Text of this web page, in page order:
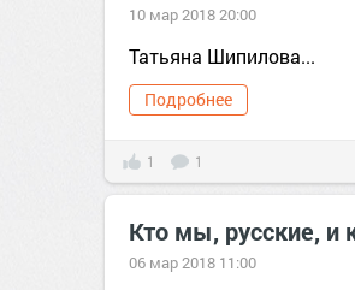
10 мар 2018 20:00
Татьяна Шипилова...
Подробнее
1 1
Кто мы, русские, и
06 мар 2018 11:00